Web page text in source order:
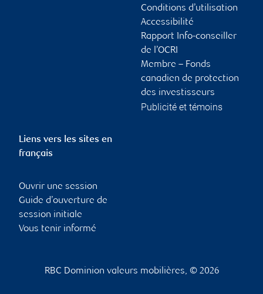
Conditions d’utilisation
Accessibilité
Rapport Info-conseiller
de l’OCRI
Membre – Fonds
canadien de protection
des investisseurs
Publicité et témoins
Liens vers les sites en
français
Ouvrir une session
Guide d’ouverture de
session initiale
Vous tenir informé
RBC Dominion valeurs mobilières, © 2026